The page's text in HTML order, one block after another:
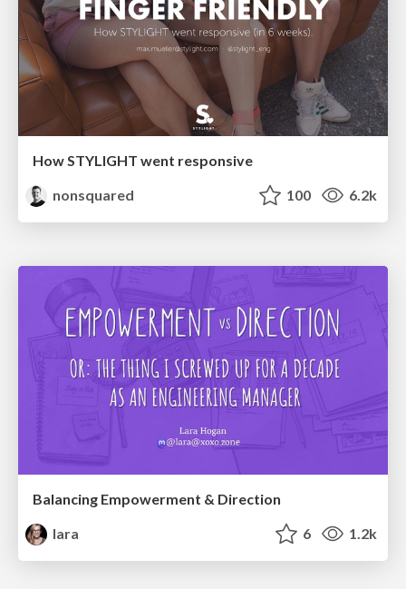
How STYLIGHT went responsive
nonsquared
100 6.2k
Balancing Empowerment & Direction
lara
6 1.2k